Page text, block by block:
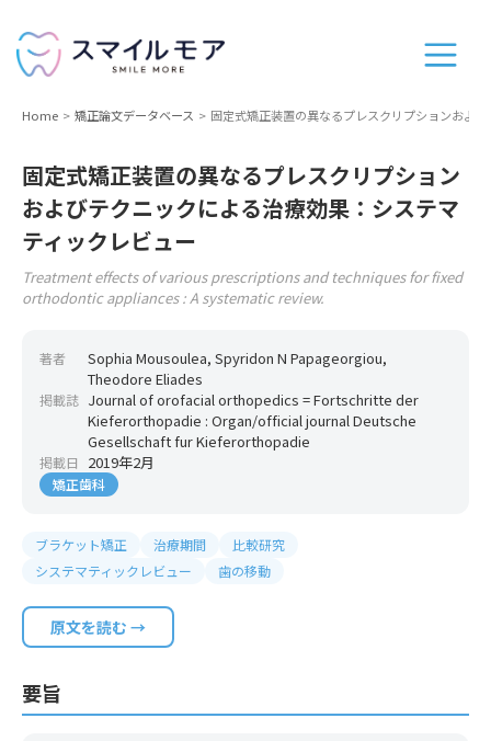
Home 矯正論文データベース 固定式矯正装置の異なるプレスクリプションおよ
固定式矯正装置の異なるプレスクリプション
およびテクニックによる治療効果：システマ
ティックレビュー
Treatment effects of various prescriptions and techniques for fixed
orthodontic appliances : A systematic review.
著者
Sophia Mousoulea, Spyridon N Papageorgiou,
Theodore Eliades
掲載誌 Journal of orofacial orthopedics = Fortschritte der
Kieferorthopadie : Organ/official journal Deutsche
Gesellschaft fur Kieferorthopadie
掲載日 2019年2月
矯正歯科
ブラケット矯正 治療期間
比較研究
システマティックレビュー
歯の移動
原文を読む →
要旨